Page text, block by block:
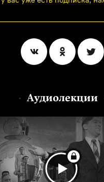
Аудиолекции